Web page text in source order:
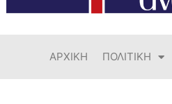
ΑΡΧΙΚΗ ΠΟΛΙΤΙΚΗ